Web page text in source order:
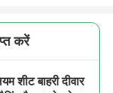
करें
शीट बाहरी दीवार